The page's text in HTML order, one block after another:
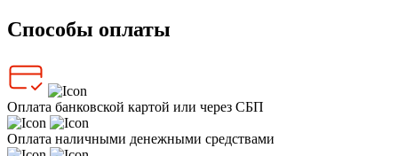
Способы оплаты
Оплата банковской картой или через СБП
Оплата наличными денежными средствами